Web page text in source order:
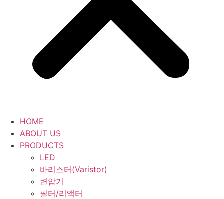
HOME
ABOUT US
PRODUCTS
LED
바리스터(Varistor)
변압기
필터/리액터